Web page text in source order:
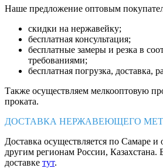
Наше предложение оптовым
скидки на нержавейку;
бесплатная консультация;
бесплатные замеры и резка в
требованиями;
бесплатная погрузка, доставка,
Также осуществляем мелкооптовую
проката.
ДОСТАВКА НЕРЖАВЕЮЩЕГО
Доставка осуществляется по Самаре и
другим регионам России, Казахстана.
доставке тут.